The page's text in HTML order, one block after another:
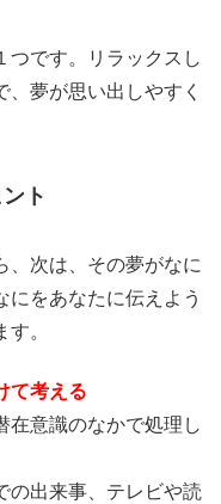
つです。リラックスし
夢が思い出しやすく
ト
、次は、その夢がなに
にをあなたに伝えよう
。
て考える
在意識のなかで処理し
の出来事、テレビや読